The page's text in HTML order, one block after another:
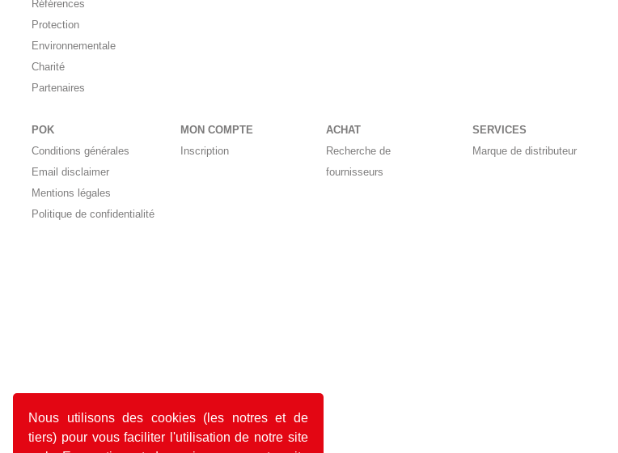
Nous utilisons des cookies (les notres et de
tiers) pour vous faciliter l'utilisation de notre site
Références
Protection
Environnementale
Charité
Partenaires
POK
Conditions générales
Email disclaimer
Mentions légales
Politique de confidentialité
MON COMPTE
Inscription
ACHAT
Recherche de
fournisseurs
SERVICES
Marque de distributeur